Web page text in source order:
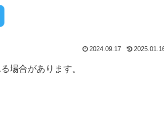
2024.09.17
場合があります。